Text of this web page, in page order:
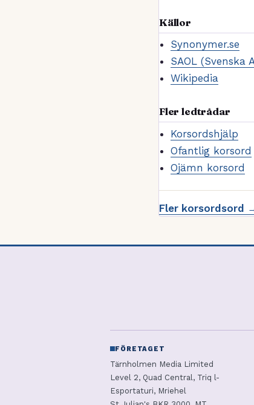
Källor
Synonymer.se
SAOL (Svenska
Wikipedia
Fler ledtrådar
Korsordshjälp
Ofantlig korsord
Ojämn korsord
Fler korsordsord
FÖRETAGET
Tärnholmen Media Limited
Level 2, Quad Central, Triq l-
Esportaturi, Mriehel